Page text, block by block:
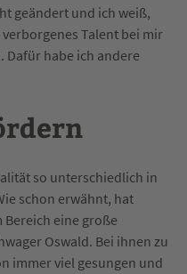
geändert und ich weiß,
Talent bei mir
Dafür habe ich andere
so unterschiedlich in
schon erwähnt, hat
Bereich eine große
Oswald. Bei ihnen zu
immer viel gesungen und